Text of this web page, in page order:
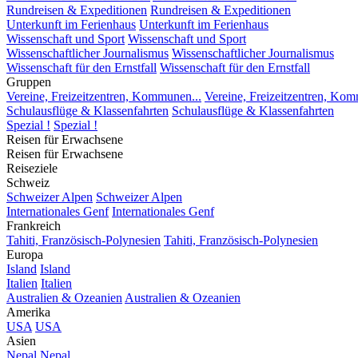
Rundreisen & Expeditionen Rundreisen & Expeditionen
Unterkunft im Ferienhaus Unterkunft im Ferienhaus
Wissenschaft und Sport Wissenschaft und Sport
Wissenschaftlicher Journalismus Wissenschaftlicher Journalismus
Wissenschaft für den Ernstfall Wissenschaft für den Ernstfall
Gruppen
Vereine, Freizeitzentren, Kommunen... Vereine, Freizeitzentren,
Schulausflüge & Klassenfahrten Schulausflüge & Klassenfahrten
Spezial ! Spezial !
Reisen für Erwachsene
Reisen für Erwachsene
Reiseziele
Schweiz
Schweizer Alpen Schweizer Alpen
Internationales Genf Internationales Genf
Frankreich
Tahiti, Französisch-Polynesien Tahiti, Französisch-Polynesien
Europa
Island Island
Italien Italien
Australien & Ozeanien Australien & Ozeanien
Amerika
USA USA
Asien
Nepal Nepal